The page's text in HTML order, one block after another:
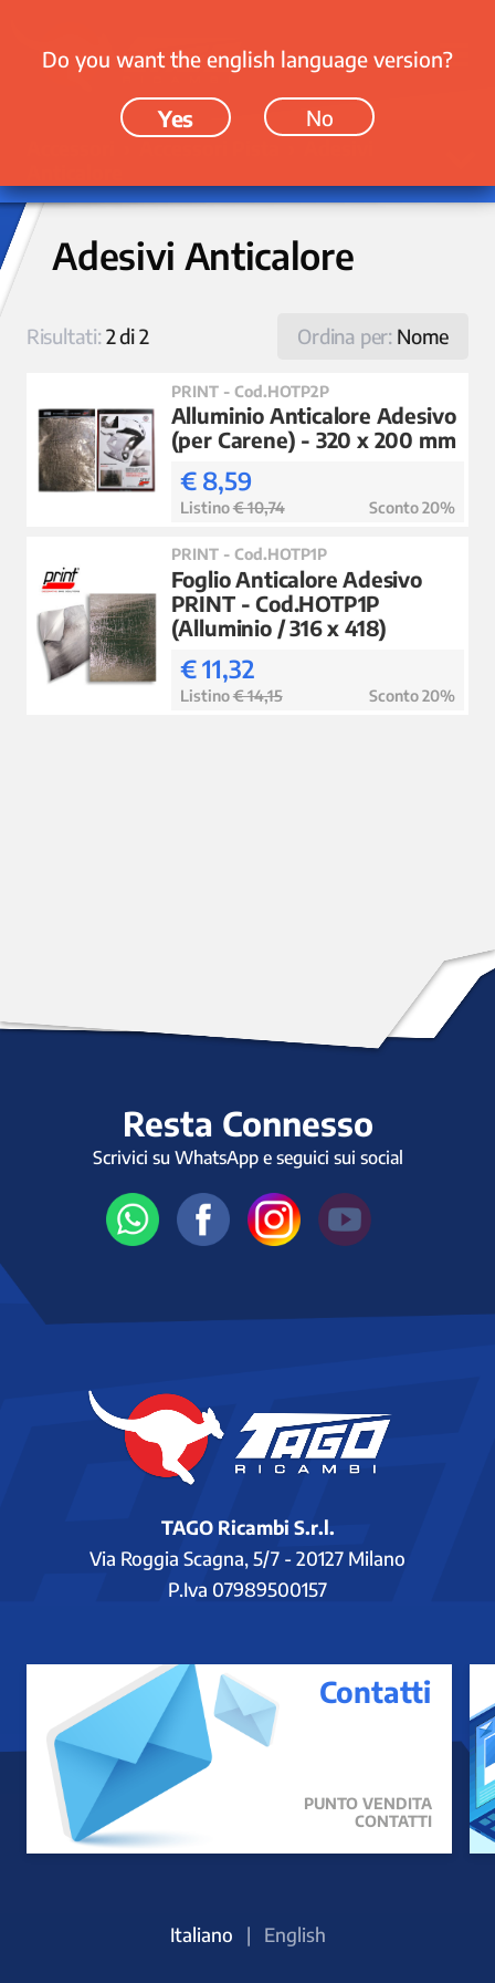
Adesivi Anticalore
Ordina per: Nome
Risultati:2 di 2
PRINT - Cod.HOTP2P
Alluminio Anticalore Adesivo
(per Carene) - 320 x 200 mm
€ 8,59
Listino€ 10,74 Sconto 20%
PRINT - Cod.HOTP1P
Foglio Anticalore Adesivo
PRINT - Cod.HOTP1P
(Alluminio / 316 x 418)
€ 11,32
Listino€ 14,15 Sconto 20%
Resta Connesso
Scrivici su WhatsApp e seguici sui social
TAGO Ricambi S.r.l.
Via Roggia Scagna, 5/7 - 20127 Milano
P.Iva 07989500157
Contatti
PUNTO VENDITA
CONTATTI
Italiano | English
Do you want the english language version?
Yes No